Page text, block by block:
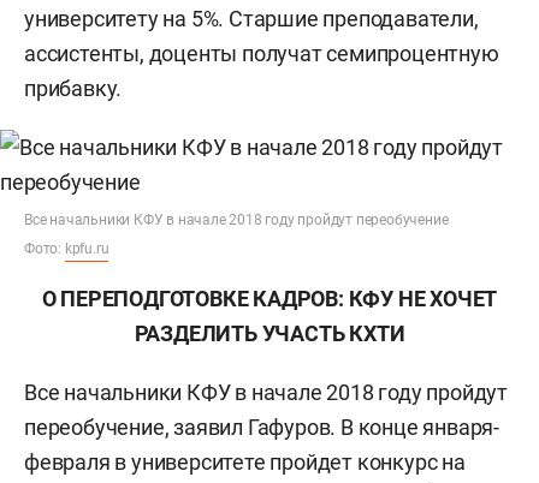
университету на 5%. Старшие преподаватели,
ассистенты, доценты получат семипроцентную
прибавку.
Все начальники КФУ в начале 2018 году пройдут переобучение
Фото: kpfu.ru
О ПЕРЕПОДГОТОВКЕ КАДРОВ: КФУ НЕ ХОЧЕТ
РАЗДЕЛИТЬУЧАСТЬ КХТИ
Все начальники КФУ в начале 2018 году пройдут
переобучение, заявил Гафуров. В конце января-
февраля в университете пройдет конкурс на